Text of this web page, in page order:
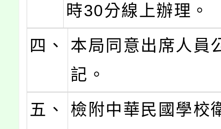
時30分線上辦理。
四、
本局同意出席人員
記。
五、
檢附中華民國學校